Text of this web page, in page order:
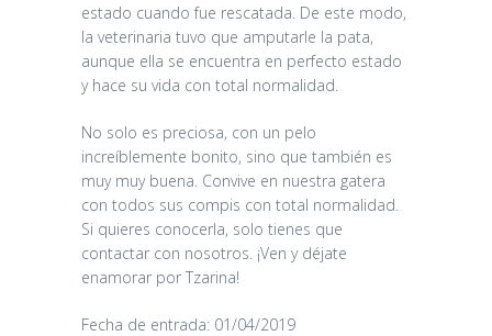
estado cuando fue rescatada. De este modo,
la veterinaria tuvo que amputarle la pata,
aunque ella se encuentra en perfecto estado
y hace su vida con total normalidad.
No solo es preciosa, con un pelo
increíblemente bonito, sino que también es
muy muy buena. Convive en nuestra gatera
con todos sus compis con total normalidad.
Si quieres conocerla, solo tienes que
contactar con nosotros. ¡Ven y déjate
enamorar por Tzarina!
Fecha de entrada: 01/04/2019